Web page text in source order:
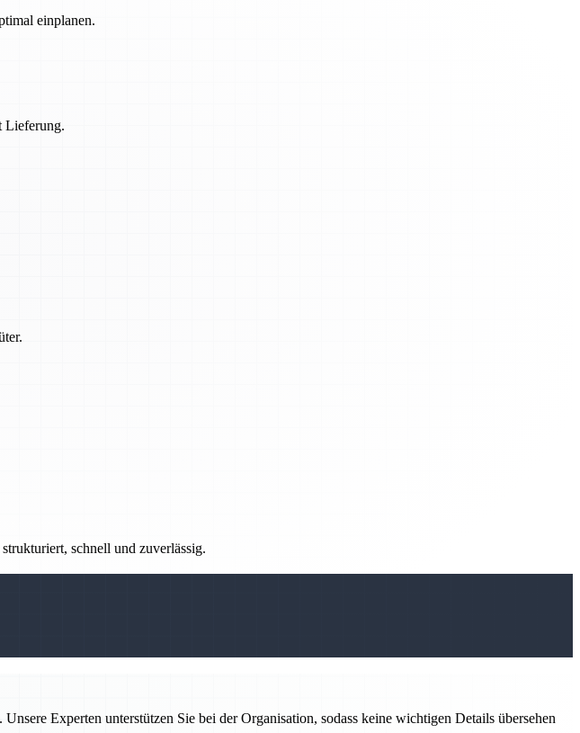
einplanen.
Lieferung.
schnell und zuverlässig.
Experten unterstützen Sie bei der Organisation, sodass keine wichtigen Details übersehen